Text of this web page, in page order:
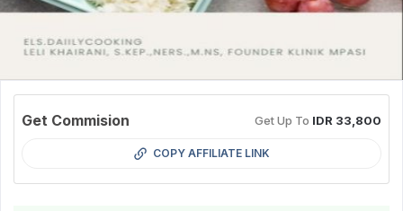
Get Commision Get Up To IDR 33,800
COPY AFFILIATE LINK